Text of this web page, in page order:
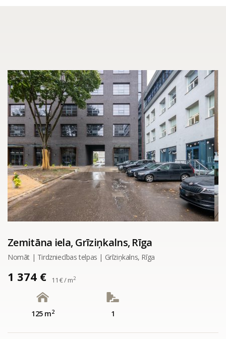
Zemitāna iela, Grīziņkalns, Rīga
Nomāt | Tirdzniecības telpas | Grīziņkalns, Rīga
1 374 € 11 € / m2
125 m2 1